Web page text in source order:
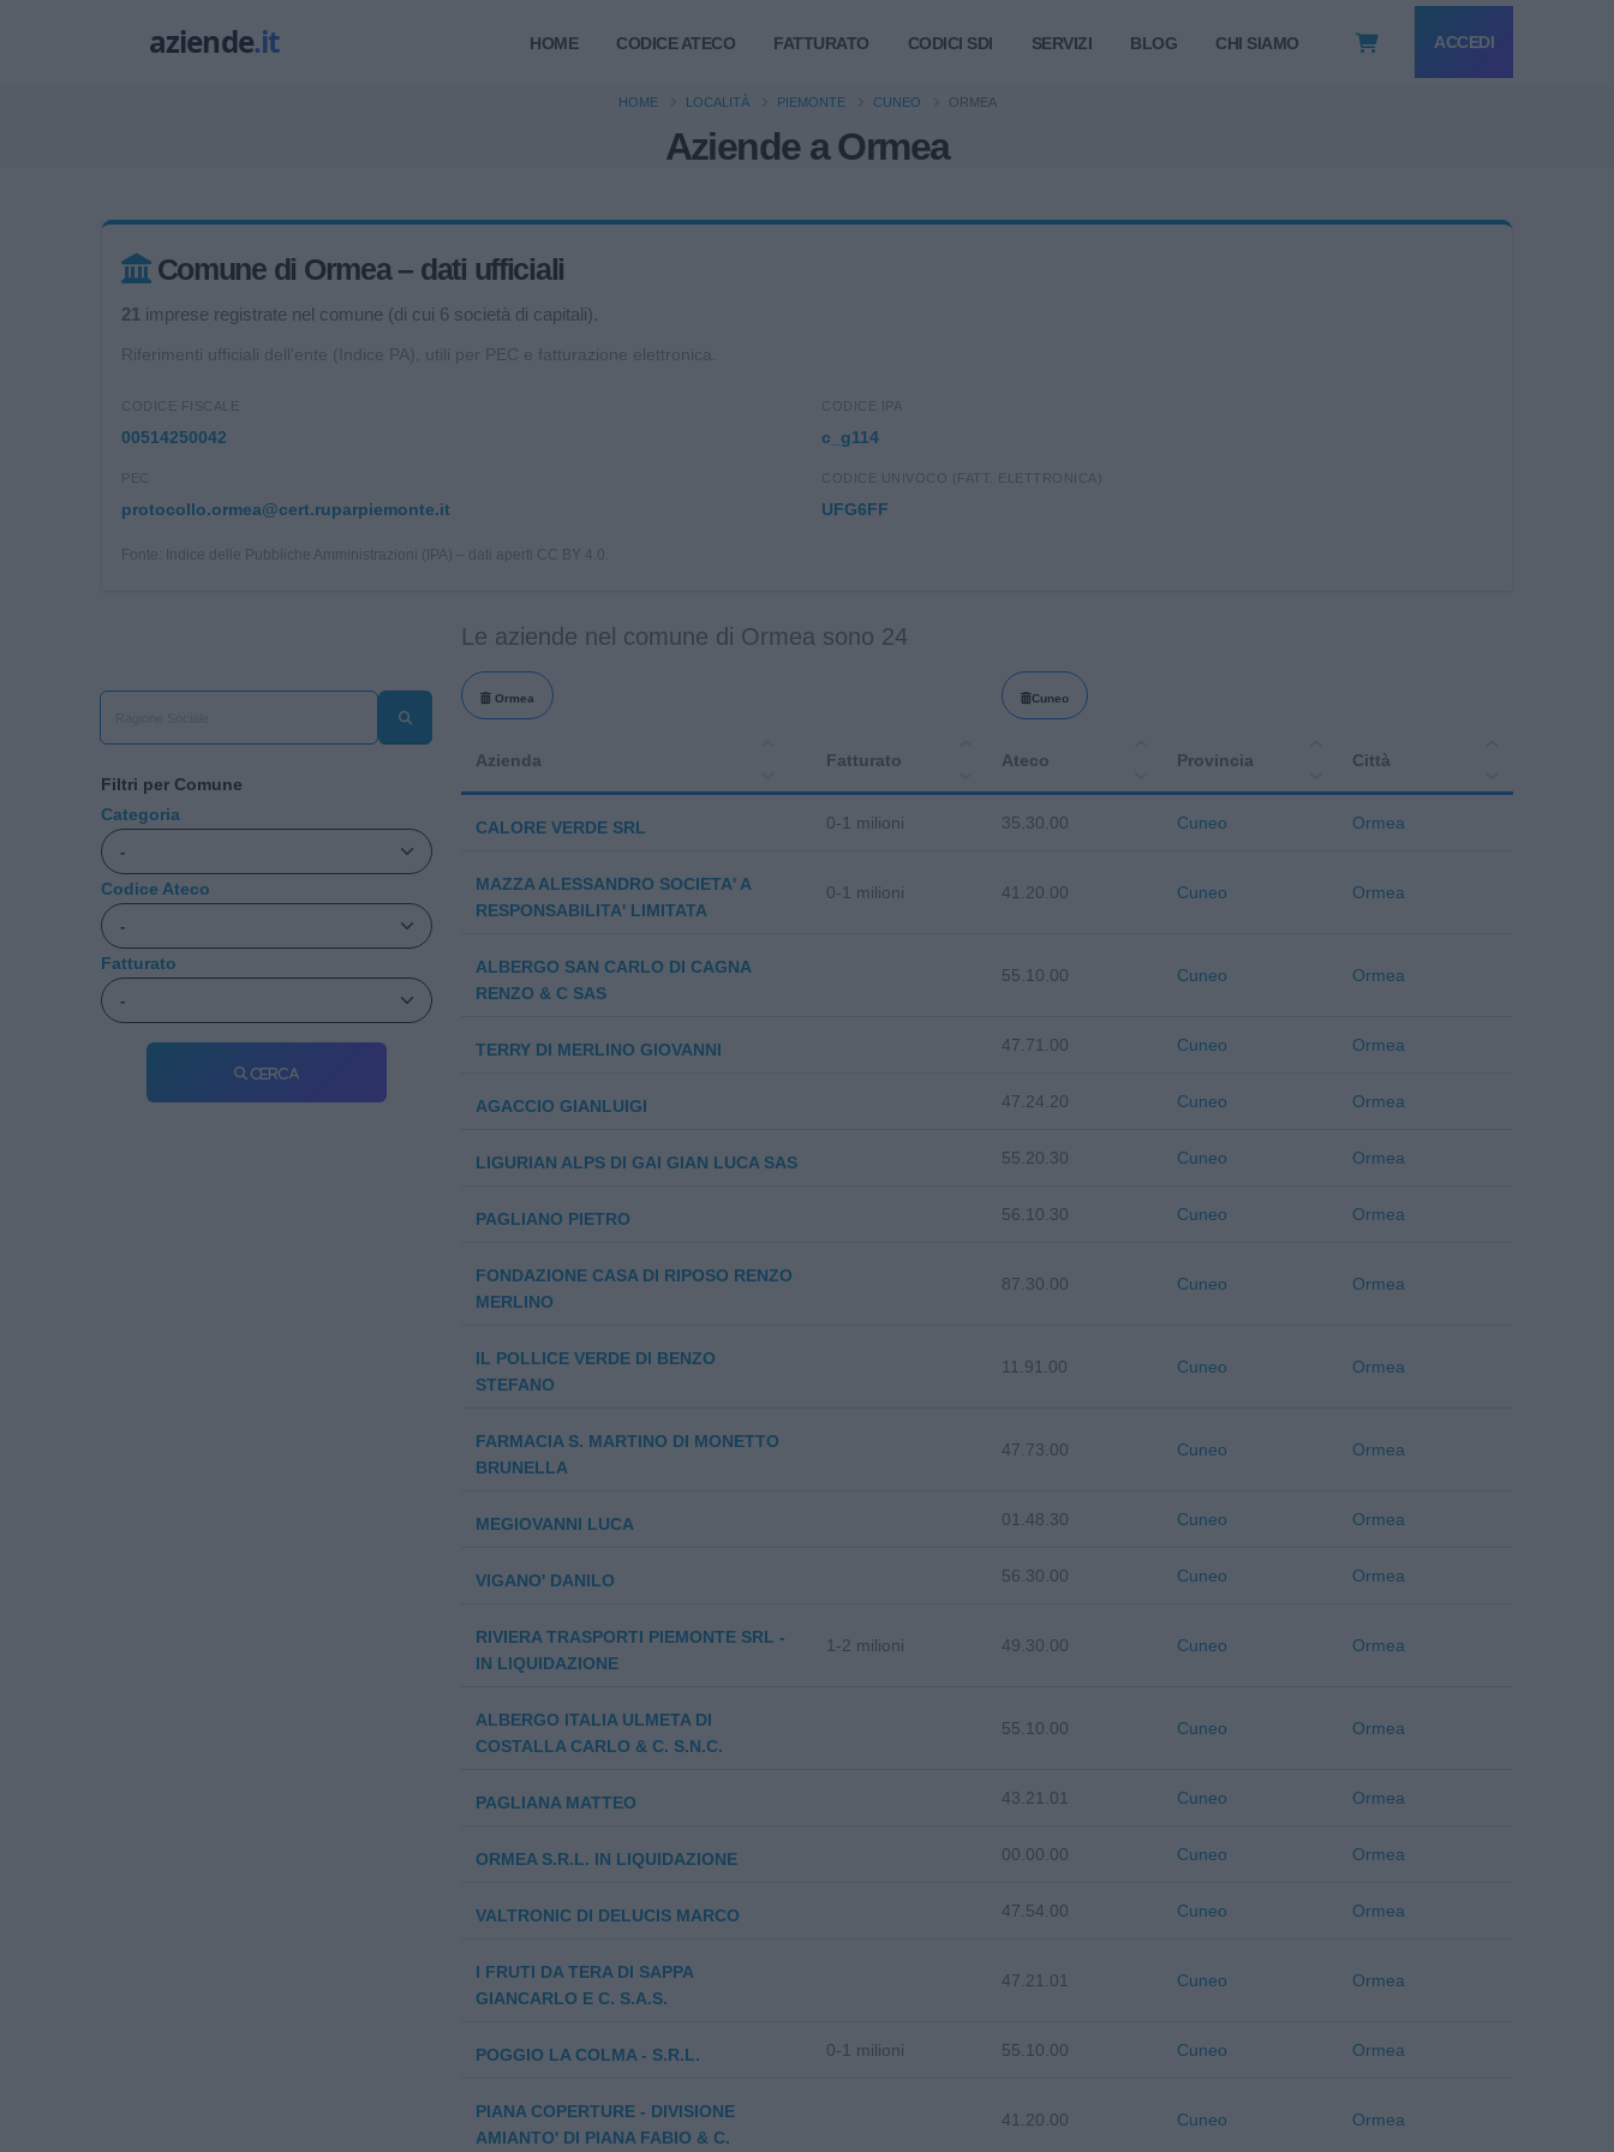
HOME CODICE ATECO FATTURATO CODICI SDI SERVIZI BLOG CHI SIAMO ACCEDI
Aziende a Ormea
HOME LOCALITÀ PIEMONTE CUNEO ORMEA
Comune di Ormea – dati ufficiali
21 imprese registrate nel comune (di cui 6 società di capitali).
Riferimenti ufficiali dell'ente (Indice PA), utili per PEC e fatturazione elettronica.
CODICE FISCALE
00514250042
CODICE IPA
c_g114
PEC
protocollo.ormea@cert.ruparpiemonte.it
CODICE UNIVOCO (FATT. ELETTRONICA)
UFG6FF
Fonte: Indice delle Pubbliche Amministrazioni (IPA) – dati aperti CC BY 4.0.
Filtri per Comune
Categoria
Codice Ateco
Fatturato
Cerca
Le aziende nel comune di Ormea sono 24
Ormea Cuneo
Azienda Fatturato Ateco Provincia Città
CALORE VERDE SRL 0-1 milioni 35.30.00 Cuneo Ormea
MAZZA ALESSANDRO SOCIETA' A
RESPONSABILITA' LIMITATA
0-1 milioni 41.20.00 Cuneo Ormea
ALBERGO SAN CARLO DI CAGNA
RENZO & C SAS
55.10.00 Cuneo Ormea
TERRY DI MERLINO GIOVANNI 47.71.00 Cuneo Ormea
AGACCIO GIANLUIGI 47.24.20 Cuneo Ormea
LIGURIAN ALPS DI GAI GIAN LUCA SAS 55.20.30 Cuneo Ormea
PAGLIANO PIETRO 56.10.30 Cuneo Ormea
FONDAZIONE CASA DI RIPOSO RENZO
MERLINO
87.30.00 Cuneo Ormea
IL POLLICE VERDE DI BENZO
STEFANO
11.91.00 Cuneo Ormea
FARMACIA S. MARTINO DI MONETTO
BRUNELLA
47.73.00 Cuneo Ormea
MEGIOVANNI LUCA 01.48.30 Cuneo Ormea
VIGANO' DANILO 56.30.00 Cuneo Ormea
RIVIERA TRASPORTI PIEMONTE SRL -
IN LIQUIDAZIONE
1-2 milioni 49.30.00 Cuneo Ormea
ALBERGO ITALIA ULMETA DI
COSTALLA CARLO & C. S.N.C.
55.10.00 Cuneo Ormea
PAGLIANA MATTEO 43.21.01 Cuneo Ormea
ORMEA S.R.L. IN LIQUIDAZIONE 00.00.00 Cuneo Ormea
VALTRONIC DI DELUCIS MARCO 47.54.00 Cuneo Ormea
I FRUTI DA TERA DI SAPPA
GIANCARLO E C. S.A.S.
47.21.01 Cuneo Ormea
POGGIO LA COLMA - S.R.L. 0-1 milioni 55.10.00 Cuneo Ormea
PIANA COPERTURE - DIVISIONE
AMIANTO' DI PIANA FABIO & C.
41.20.00 Cuneo Ormea